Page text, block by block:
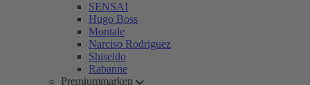
SENSAI
Hugo Boss
Montale
Narciso Rodriguez
Shiseido
Rabanne
Premiummarken